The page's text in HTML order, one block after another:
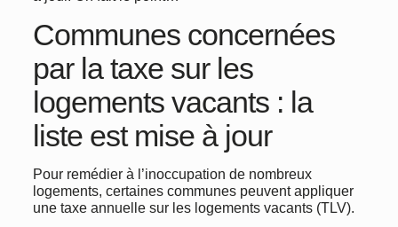
Communes concernées
par la taxe sur les
logements vacants : la
liste est mise à jour
Pour remédier à l’inoccupation de nombreux
logements, certaines communes peuvent appliquer
une taxe annuelle sur les logements vacants (TLV).